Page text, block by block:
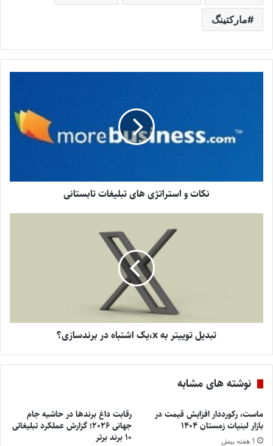
مارکتینگ
نکات و استراتژی های تبلیغات تابستانی
تبدیل توییتر به x،یک اشتباه در برندسازی؟
نوشته های مشابه
ماست، رکورددار افزایش قیمت در
بازار لبنیات زمستان ۱۴۰۴
1 هفته پیش
رقابت داغ برندها در حاشیه جام
جهانی ۲۰۲۶؛ گزارش عملکرد تبلیغاتی
۱۰ برند برتر